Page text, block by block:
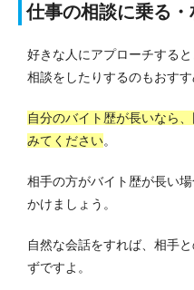
仕事の相談に乗る
好きな人にアプローチする
相談をしたりするのもおすす
自分のバイト歴が長いなら
みてください。
相手の方がバイト歴が長い
かけましょう。
自然な会話をすれば、相手
ずですよ。